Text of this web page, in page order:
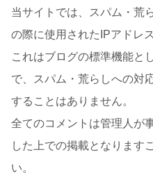
当サイトでは、スパム・荒
の際に使用されたIPアドレ
これはブログの標準機能と
で、スパム・荒らしへの対
することはありません。
全てのコメントは管理人が
した上での掲載となります
い。